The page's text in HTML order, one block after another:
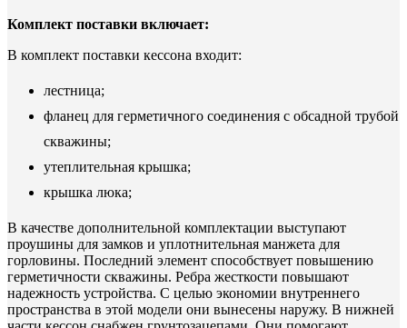
Комплект поставки включает:
В комплект поставки кессона входит:
лестница;
фланец для герметичного соединения с обсадной трубой
скважины;
утеплительная крышка;
крышка люка;
В качестве дополнительной комплектации выступают
проушины для замков и уплотнительная манжета для
горловины. Последний элемент способствует повышению
герметичности скважины. Ребра жесткости повышают
надежность устройства. С целью экономии внутреннего
пространства в этой модели они вынесены наружу. В нижней